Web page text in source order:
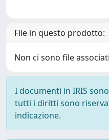
File in questo prodotto:
Non ci sono file
I documenti in IRIS
tutti i diritti sono
indicazione.